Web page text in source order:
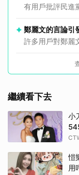
有用戶批評民進
承諾。
鄭麗文的言論引
許多用戶對鄭麗
求她離開台灣。
繼續看下去
小
愷
用